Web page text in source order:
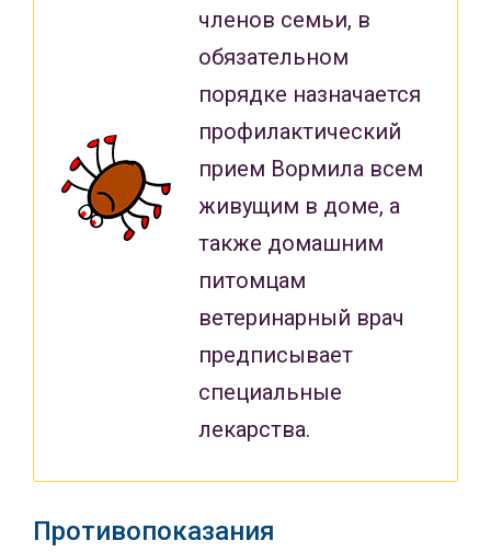
членов семьи, в
обязательном
порядке назначается
профилактический
прием Вормила всем
живущим в доме, а
также домашним
питомцам
ветеринарный врач
предписывает
специальные
лекарства.
Противопоказания